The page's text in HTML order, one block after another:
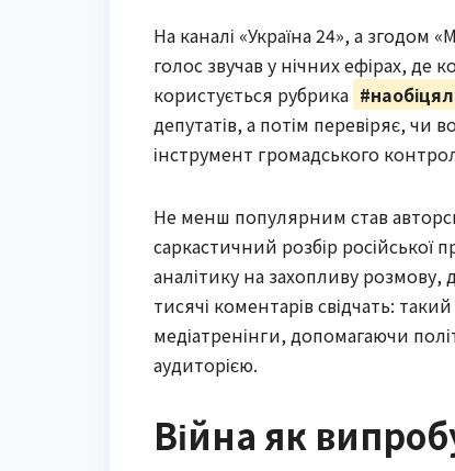
На каналі «Україна 24», а згодом
голос звучав у нічних ефірах,
користується рубрика
депутатів, а потім перевіряє, чи
інструмент громадського
Не менш популярним став
саркастичний розбір
аналітику на захопливу розмову,
тисячі коментарів свідчать:
медіатренінги, допомагаючи
аудиторією.
Війна як